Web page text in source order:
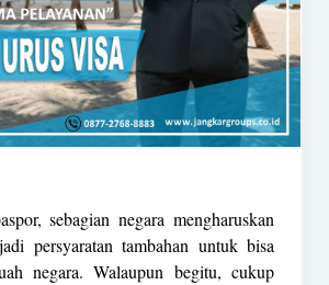
sebagian negara mengharuskan
persyaratan tambahan untuk bisa
negara. Walaupun begitu, cukup